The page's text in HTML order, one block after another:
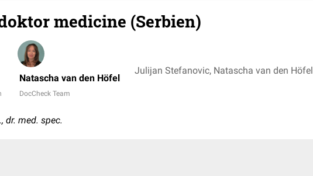
medicine (Serbien)
Natascha van den Höfel
DocCheck Team
Julijan Stefanovic, Natascha van den Höfel
dr. med. spec.